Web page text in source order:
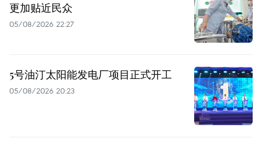
更加贴近民众
05/08/2026 22:27
5号油汀太阳能发电厂项目正式开工
05/08/2026 20:23